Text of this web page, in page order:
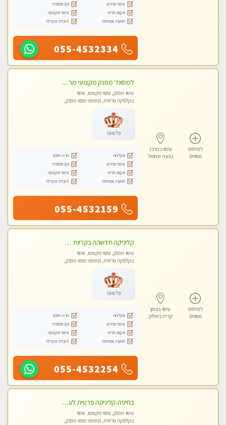
עיסוי מרגיע
נקי ומסודר
מקום פרטי
עיסוי מקצועי
תמונה אמיתית
דוברת עיברית
055-4532334
לפרטים
נוספים
עיסוי במרכז
גבעת שמואל
למסאז' מפנק מקצועי מרגיע ומשחרר את כל הגוף! מומלץ מאוד -ללא מין! בהוד- השרון
עיסוי מפנק, עיסוי מקצועי, עיסוי
בקלניקה פרטית, מתחמי ספא מפנק,
פלטינה
מקלחת
חניה חינם
עיסוי מרגיע
נקי ומסודר
מקום פרטי
עיסוי מקצועי
תמונה אמיתית
דוברת עיברית
055-4532159
לפרטים
נוספים
עיסוי בצפון
קרית ביאליק
קליניקה חדשהה בקריות מעסה איכותית מפנקת ומקצועית מאוד+נשים +זוגות
עיסוי מפנק, עיסוי מקצועי, עיסוי
בקלניקה פרטית, מתחמי ספא מפנק,
לנשים בלבד
פלטינה
מקלחת
חניה חינם
עיסוי מרגיע
נקי ומסודר
מקום פרטי
עיסוי מקצועי
תמונה אמיתית
דוברת עיברית
055-4532254
בחיפה-קליניקה פרטית לעיסוי מקצועי ואלטרנטיבי ברמה גבוהה VIP תתקשר ..... highly recommended..new in the city
עיסוי מפנק, עיסוי מקצועי, עיסוי
בקלניקה פרטית, מתחמי ספא מפנק,